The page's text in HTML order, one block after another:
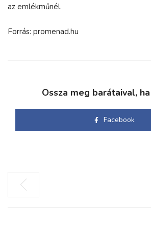
az emlékműnél.
Forrás: promenad.hu
Ossza meg barátaival,
Facebook